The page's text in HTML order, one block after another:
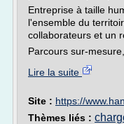
Entreprise à taille
l'ensemble du
collaborateurs et un
Parcours sur-
Lire la suite
Site : https://
Thèmes liés :